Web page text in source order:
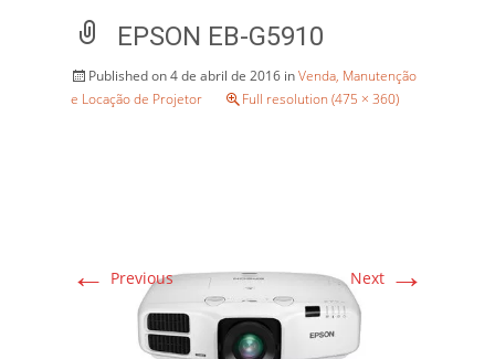
EPSON EB-G5910
Published on4 de abril de 2016 inVenda, Manutenção
e Locação de Projetor
Full resolution (475 × 360)
← Previous Next →